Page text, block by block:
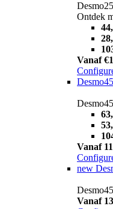
Ontdek
Vanaf
Vanaf
new
Vanaf